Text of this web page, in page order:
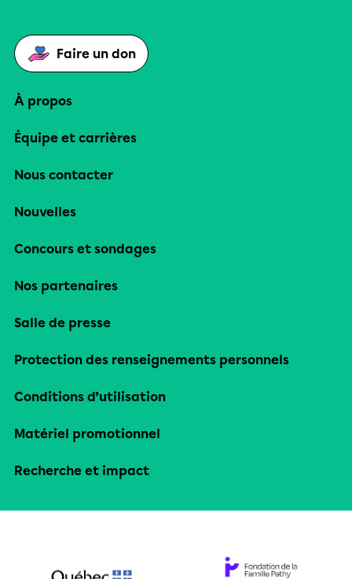
Faire un don
À propos
Équipe et carrières
Nous contacter
Nouvelles
Concours et sondages
Nos partenaires
Salle de presse
Protection des renseignements personnels
Conditions d’utilisation
Matériel promotionnel
Recherche et impact